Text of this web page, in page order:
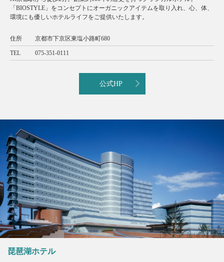
「BIOSTYLE」をコンセプトにオーガニックアイテムを取り入れ、心、体、
環境にも優しいホテルライフをご提供いたします。
住所 京都市下京区東塩小路町680
TEL 075-351-0111
公式HP
琵琶湖ホテル